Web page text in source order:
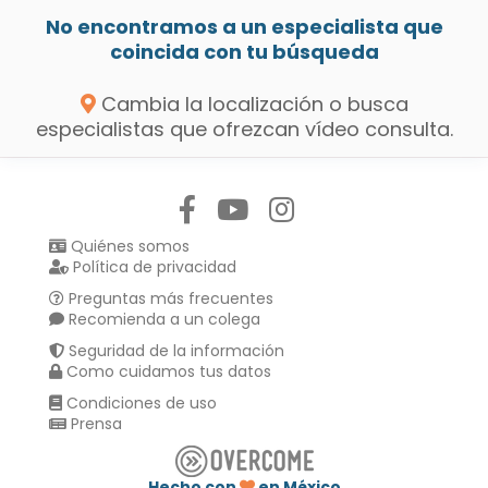
No encontramos a un especialista que
coincida con tu búsqueda
Cambia la localización o busca
especialistas que ofrezcan vídeo consulta.
Quiénes somos
Política de privacidad
Preguntas más frecuentes
Recomienda a un colega
Seguridad de la información
Como cuidamos tus datos
Condiciones de uso
Prensa